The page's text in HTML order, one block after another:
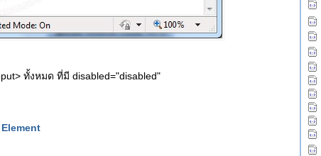
ทั้งหมด ที่มี disabled="disabled"